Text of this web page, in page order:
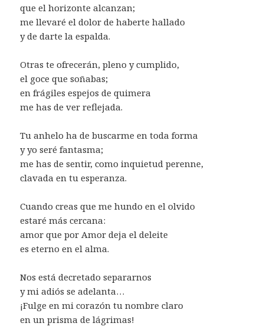
que el horizonte alcanzan;
me llevaré el dolor de haberte hallado
y de darte la espalda.
Otras te ofrecerán, pleno y cumplido,
el goce que soñabas;
en frágiles espejos de quimera
me has de ver reflejada.
Tu anhelo ha de buscarme en toda forma
y yo seré fantasma;
me has de sentir, como inquietud perenne,
clavada en tu esperanza.
Cuando creas que me hundo en el olvido
estaré más cercana:
amor que por Amor deja el deleite
es eterno en el alma.
Nos está decretado separarnos
y mi adiós se adelanta…
¡Fulge en mi corazón tu nombre claro
en un prisma de lágrimas!